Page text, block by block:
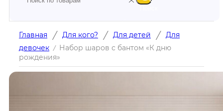
Главная / Для кого? / Для детей / Для
девочек / Набор шаров с бантом «К дню
рождения»